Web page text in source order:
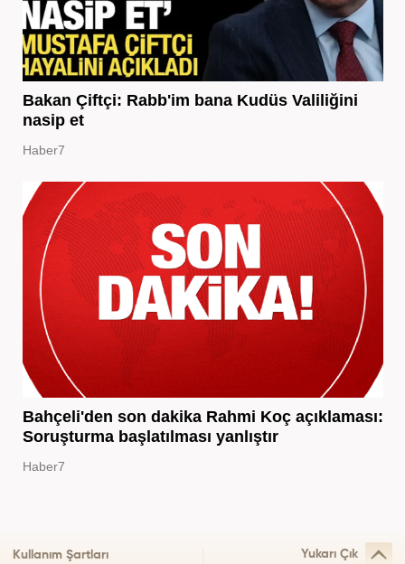
Bakan Çiftçi: Rabb'im bana Kudüs Valiliğini
nasip et
Haber7
Bahçeli'den son dakika Rahmi Koç açıklaması:
Soruşturma başlatılması yanlıştır
Haber7
Kullanım Şartları Yukarı Çık